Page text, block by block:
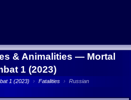
& Animalities — Mortal
1 (2023)
1 (2023) › Fatalities › Russian